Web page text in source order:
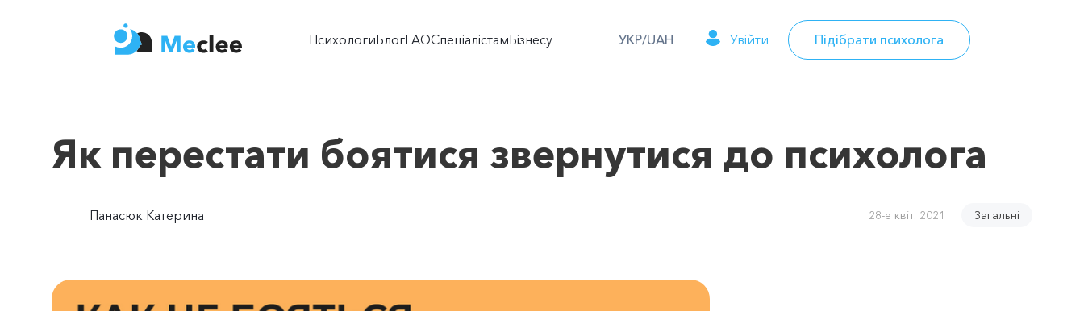
ПсихологиБлогFAQСпеціалістамБізнесу УКР/UAH Увійти Підібрати психолога
Як перестати боятися звернутися до психолога
Панасюк Катерина 28-е квіт. 2021 Загальні